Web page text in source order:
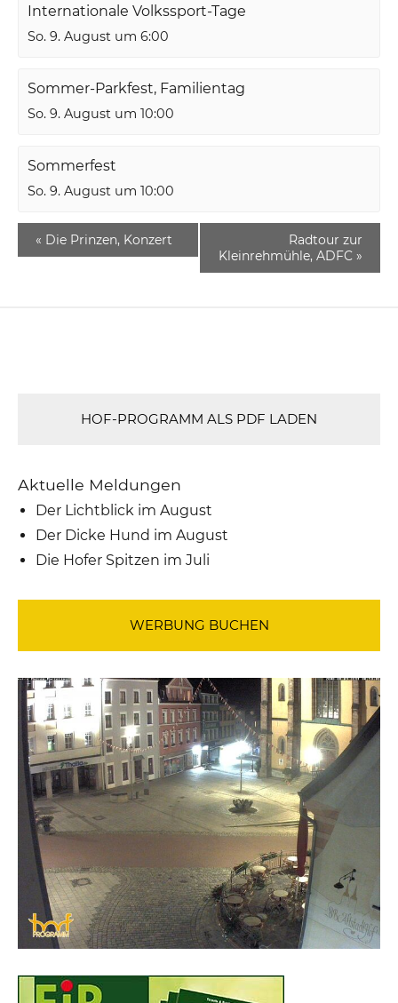
Internationale Volkssport-Tage
So. 9. August um 6:00
Sommer-Parkfest, Familientag
So. 9. August um 10:00
Sommerfest
So. 9. August um 10:00
« Die Prinzen, Konzert
Radtour zur
Kleinrehmühle, ADFC »
HOF-PROGRAMM ALS PDF LADEN
Aktuelle Meldungen
Der Lichtblick im August
Der Dicke Hund im August
Die Hofer Spitzen im Juli
WERBUNG BUCHEN